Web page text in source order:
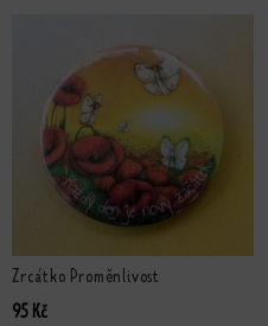
Zrcátko Proměnlivost
95 Kč